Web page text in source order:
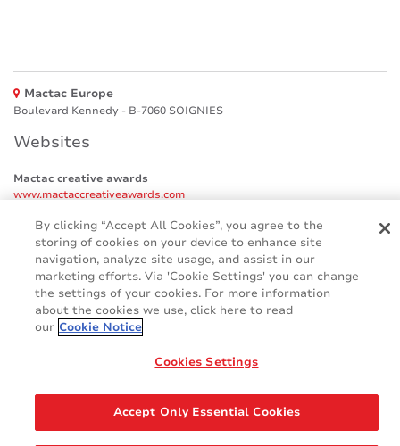
Mactac Europe
Boulevard Kennedy - B-7060 SOIGNIES
Websites
Mactac creative awards
www.mactaccreativeawards.com
© 2016 - 2026
Glosario Cookie Policy
FAQ (Preguntas frecuente)
GDPR
Legal & Privacy Notices
By clicking “Accept All Cookies”, you agree to the
storing of cookies on your device to enhance site
navigation, analyze site usage, and assist in our
marketing efforts. Via 'Cookie Settings' you can change
the settings of your cookies. For more information
about the cookies we use, click here to read
our Cookie Notice
Cookies Settings
Accept Only Essential Cookies